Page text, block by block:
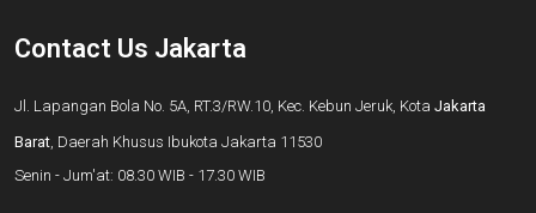
Contact Us Jakarta
Jl. Lapangan Bola No. 5A, RT.3/RW.10, Kec. Kebun Jeruk, Kota Jakarta
Barat, Daerah Khusus Ibukota Jakarta 11530
Senin - Jum'at: 08.30 WIB - 17.30 WIB